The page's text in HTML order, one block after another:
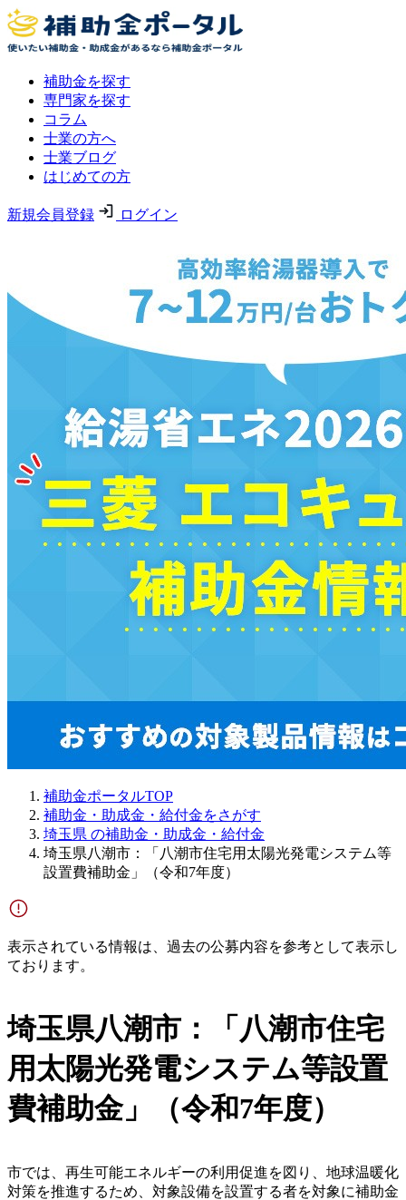
補助金を探す
専門家を探す
コラム
士業の方へ
士業ブログ
はじめての方
新規会員登録 ログイン
補助金ポータルTOP
補助金・助成金・給付金をさがす
埼玉県 の補助金・助成金・給付金
埼玉県八潮市：「八潮市住宅用太陽光発電システム等
設置費補助金」（令和7年度）
表示されている情報は、過去の公募内容を参考として表示し
ております。
埼玉県八潮市：「八潮市住宅
用太陽光発電システム等設置
費補助金」（令和7年度）
市では、再生可能エネルギーの利用促進を図り、地球温暖化
対策を推進するため、対象設備を設置する者を対象に補助金